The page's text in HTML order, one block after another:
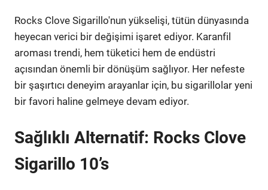
Rocks Clove Sigarillo'nun yükselişi, tütün dünyasında
heyecan verici bir değişimi işaret ediyor. Karanfil
aroması trendi, hem tüketici hem de endüstri
açısından önemli bir dönüşüm sağlıyor. Her nefeste
bir şaşırtıcı deneyim arayanlar için, bu sigarillolar yeni
bir favori haline gelmeye devam ediyor.
Sağlıklı Alternatif: Rocks Clove
Sigarillo 10’s